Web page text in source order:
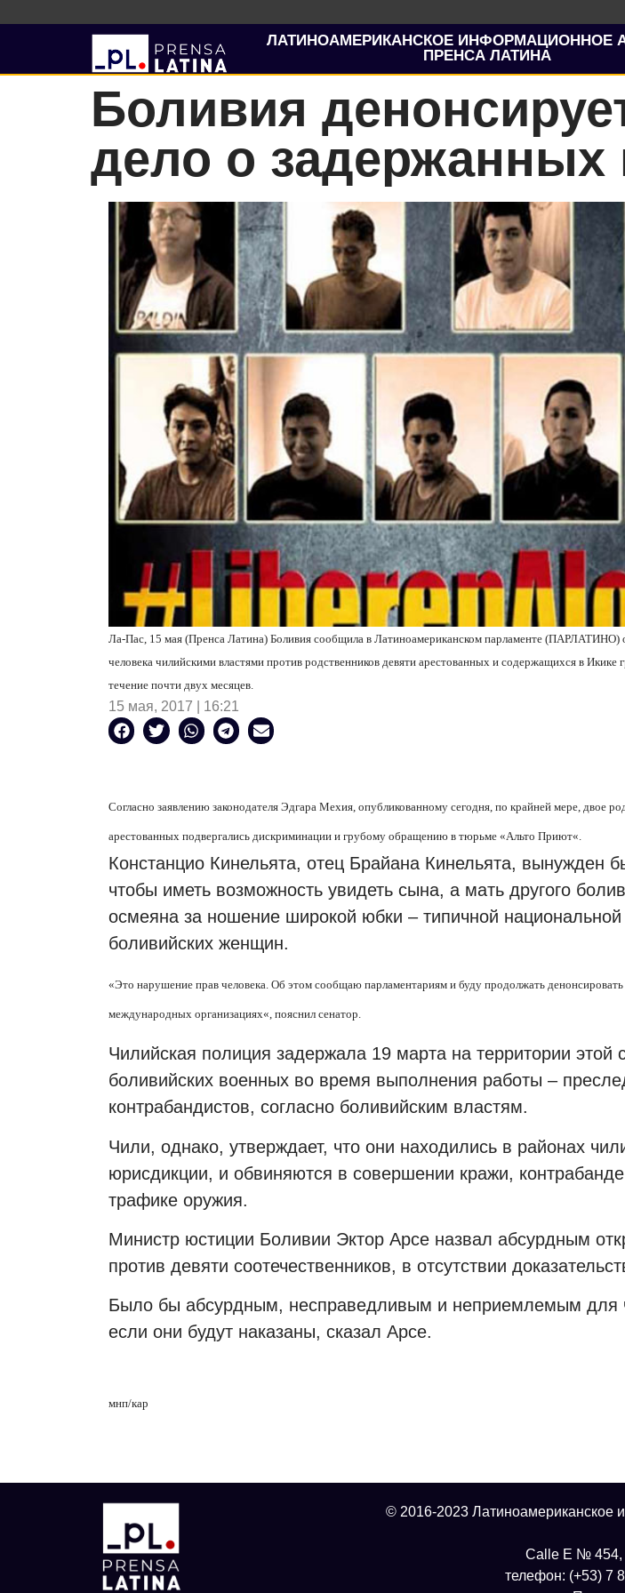
ЛАТИНОАМЕРИКАНСКОЕ ИНФОРМАЦИОННОЕ
ПРЕНСА ЛАТИНА
Боливия
дело о задержанных
Ла-Пас, 15 мая (Пренса Латина) Боливия сообщила в Латиноамериканском парламенте (ПАРЛАТИНО)
человека чилийскими властями против родственников девяти арестованных и содержащихся в Икике
течение почти двух месяцев.
15 мая, 2017 | 16:21
Согласно заявлению законодателя Эдгара Мехия, опубликованному сегодня, по крайней мере, двое
арестованных подвергались дискриминации и грубому обращению в тюрьме «Альто Приют«
Констанцио Кинельята, отец Брайана Кинельята, вынужден
чтобы иметь возможность увидеть сына, а мать другого
осмеяна за ношение широкой юбки – типичной
боливийских женщин.
«Это нарушение прав человека. Об этом сообщаю парламентариям и буду продолжать
международных организациях«, пояснил сенатор.
Чилийская полиция задержала 19 марта на территории этой
боливийских военных во время выполнения работы –
контрабандистов, согласно боливийским властям.
Чили, однако, утверждает, что они находились в районах
юрисдикции, и обвиняются в совершении кражи,
трафике оружия.
Министр юстиции Боливии Эктор Арсе назвал абсурдным
против девяти соотечественников, в отсутствии
Было бы абсурдным, несправедливым и неприемлемым для
если они будут наказаны, сказал Арсе.
мнп/кар
© 2016-2023 Латиноамериканское
Calle E № 454,
телефон: (+53) 7